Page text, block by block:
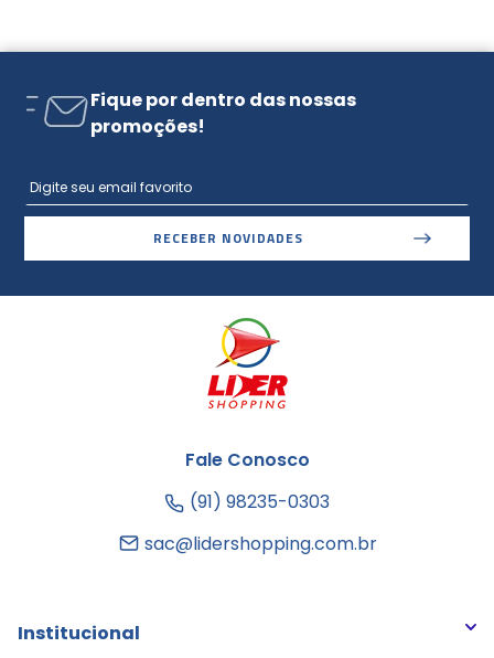
Fique por dentro das nossas
promoções!
RECEBER NOVIDADES
Fale Conosco
(91) 98235-0303
sac@lidershopping.com.br
Institucional